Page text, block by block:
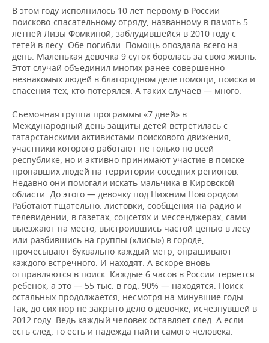
В этом году исполнилось 10 лет первому в России
поисково-спасательному отряду, названному в память 5-
летней Лизы Фомкиной, заблудившейся в 2010 году с
тетей в лесу. Обе погибли. Помощь опоздала всего на
день. Маленькая девочка 9 суток боролась за свою жизнь.
Этот случай объединил многих ранее совершенно
незнакомых людей в благородном деле помощи, поиска и
спасения тех, кто потерялся. А таких случаев — много.
Съемочная группа программы «7 дней» в
Международный день защиты детей встретилась с
татарстанскими активистами поискового движения,
участники которого работают не только по всей
республике, но и активно принимают участие в поиске
пропавших людей на территории соседних регионов.
Недавно они помогали искать мальчика в Кировской
области. До этого — девочку под Нижним Новгородом.
Работают тщательно: листовки, сообщения на радио и
телевидении, в газетах, соцсетях и мессенджерах, сами
выезжают на место, выстроившись частой цепью в лесу
или разбившись на группы («лисы») в городе,
прочесывают буквально каждый метр, опрашивают
каждого встречного. И находят. А вскоре вновь
отправляются в поиск. Каждые 6 часов в России теряется
ребенок, а это — 55 тыс. в год. 90% — находятся. Поиск
остальных продолжается, несмотря на минувшие годы.
Так, до сих пор не закрыто дело о девочке, исчезнувшей в
2012 году. Ведь каждый человек оставляет след. А если
есть след, то есть и надежда найти самого человека.